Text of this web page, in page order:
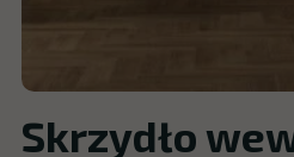
Skrzydło